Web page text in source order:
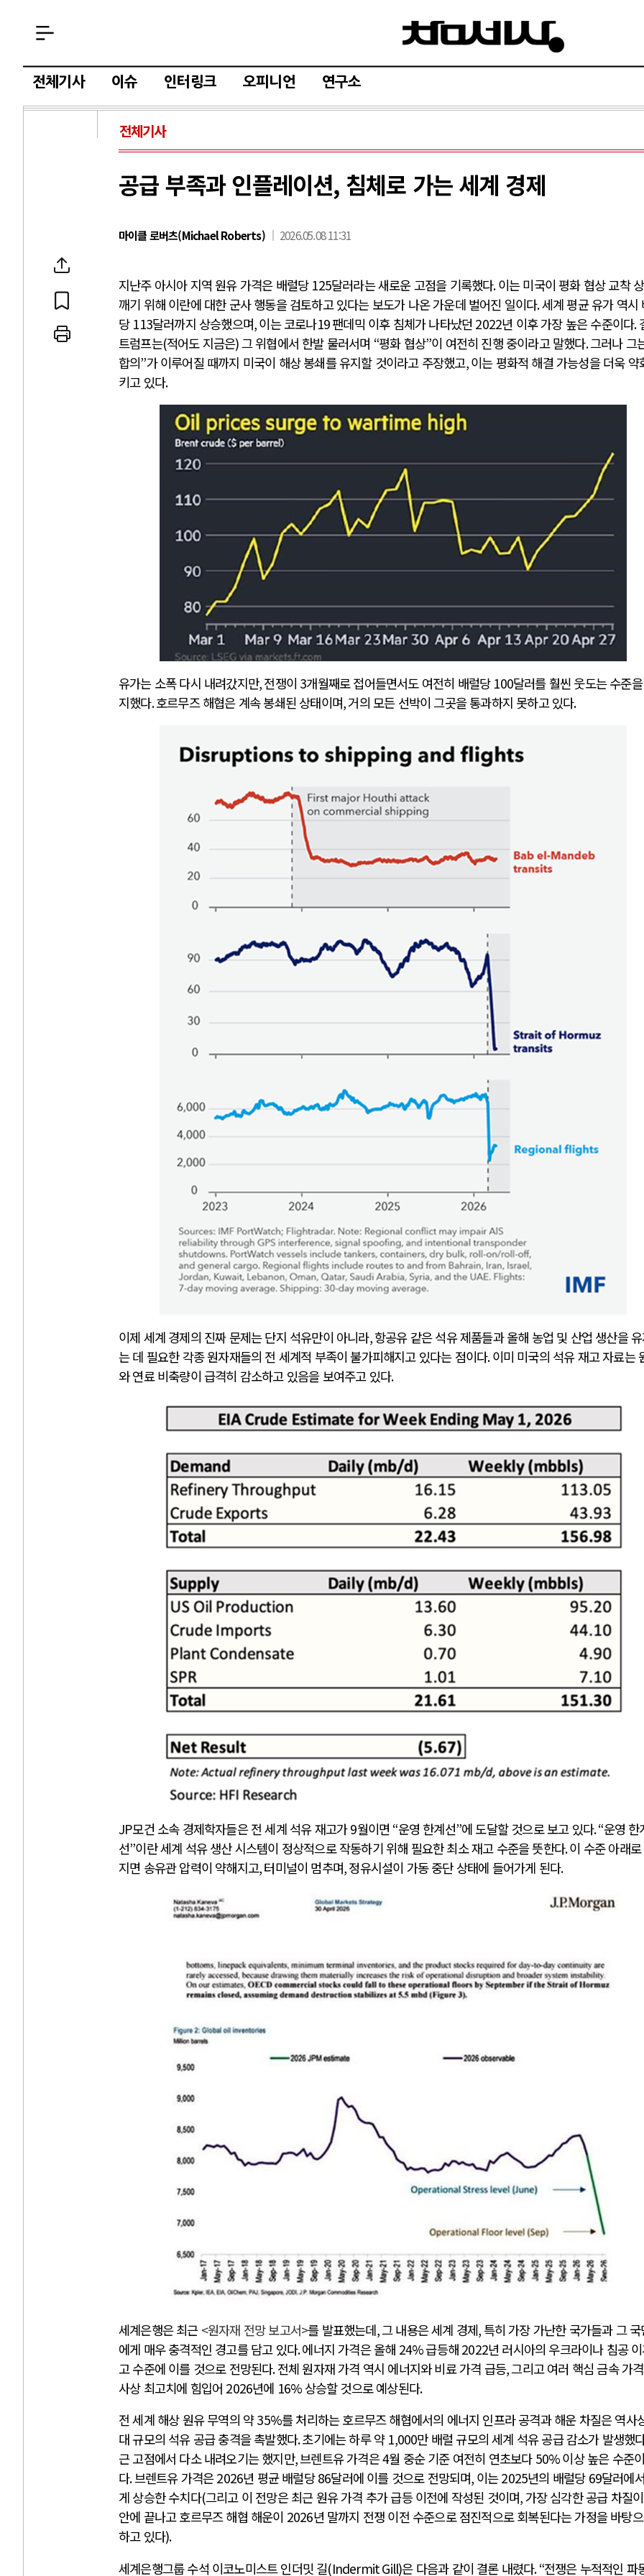
전체기사 이슈 인터링크 오피니언 연구소
전체기사
공급 부족과 인플레이션, 침체로 가는 세계 경제
마이클 로버츠(Michael Roberts) 2026.05.08 11:31
지난주 아시아 지역 원유 가격은 배럴당 125달러라는 새로운 고점을 기록했다.이는 미국이 평화 협상 교착
깨기 위해 이란에 대한 군사 행동을 검토하고 있다는 보도가 나온 가운데 벌어진 일이다.세계 평균 유가 역시
당 113달러까지 상승했으며,이는 코로나19팬데믹 이후 침체가 나타났던 2022년 이후 가장 높은 수준이다.
트럼프는(적어도 지금은)그 위협에서 한발 물러서며 “평화 협상”이 여전히 진행 중이라고 말했다.그러나 그
합의”가 이루어질 때까지 미국이 해상 봉쇄를 유지할 것이라고 주장했고,이는 평화적 해결 가능성을 더욱 약
키고 있다.
유가는 소폭 다시 내려갔지만,전쟁이 3개월째로 접어들면서도 여전히 배럴당 100달러를 훨씬 웃도는 수준
지했다.호르무즈 해협은 계속 봉쇄된 상태이며,거의 모든 선박이 그곳을 통과하지 못하고 있다.
이제 세계 경제의 진짜 문제는 단지 석유만이 아니라,항공유 같은 석유 제품들과 올해 농업 및 산업 생산을
는 데 필요한 각종 원자재들의 전 세계적 부족이 불가피해지고 있다는 점이다.이미 미국의 석유 재고 자료는
와 연료 비축량이 급격히 감소하고 있음을 보여주고 있다.
JP모건 소속 경제학자들은 전 세계 석유 재고가9월이면 “운영 한계선”에 도달할 것으로 보고 있다. “운영 한
선”이란 세계 석유 생산 시스템이 정상적으로 작동하기 위해 필요한 최소 재고 수준을 뜻한다.이 수준 아래
지면 송유관 압력이 약해지고,터미널이 멈추며,정유시설이 가동 중단 상태에 들어가게 된다.
세계은행은 최근 <원자재 전망 보고서>를 발표했는데,그 내용은 세계 경제,특히 가장 가난한 국가들과 그
에게 매우 충격적인 경고를 담고 있다.에너지 가격은 올해 24%급등해 2022년 러시아의 우크라이나 침공
고 수준에 이를 것으로 전망된다.전체 원자재 가격 역시 에너지와 비료 가격 급등,그리고 여러 핵심 금속 가
사상 최고치에 힘입어 2026년에 16% 상승할 것으로 예상된다.
전 세계 해상 원유 무역의 약35%를 처리하는 호르무즈 해협에서의 에너지 인프라 공격과 해운 차질은 역사
대 규모의 석유 공급 충격을 촉발했다.초기에는 하루 약 1,000만 배럴 규모의 세계 석유 공급 감소가 발생했
근 고점에서 다소 내려오기는 했지만,브렌트유 가격은4월 중순 기준 여전히 연초보다 50%이상 높은 수준
다.브렌트유 가격은2026년 평균 배럴당86달러에 이를 것으로 전망되며, 이는2025년의 배럴당 69달러에
게 상승한 수치다(그리고 이 전망은 최근 원유 가격 추가 급등 이전에 작성된 것이며,가장 심각한 공급 차질
안에 끝나고 호르무즈 해협 해운이 2026년 말까지 전쟁 이전 수준으로 점진적으로 회복된다는 가정을 바탕
하고 있다).
세계은행그룹 수석 이코노미스트 인더밋 길(Indermit Gill)은 다음과 같이 결론 내렸다. “전쟁은 누적적인 파
러시아-우크라이나 전쟁
전쟁의 추상화: 우크라이나, 대리전의 역..
EU·우크라이나 드론 협력 직후, 러시아..
나토, 우크라 군사지원 2027년까지 공..
우크라이나, 덴마크, 에스토니아, 네덜란..
러·우크라, 대규모 공습 주고받아…민간 ..
중동 위기
호르무즈 갈등 격화, 트럼프 정치·경제 ..
호르무즈 해협 통행료를 철회한 트럼프
이란, 호르무즈 해협 봉쇄 선택한 배경
트럼프, 이란 압박수단 한계 직면
하마스, 가자 통치권 이양으로 휴전 의지..